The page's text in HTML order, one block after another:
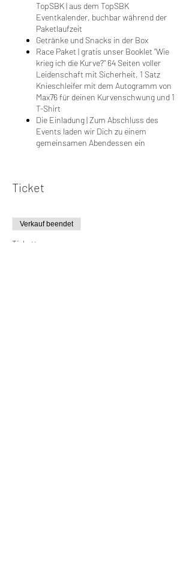
TopSBK | aus dem TopSBK
Eventkalender, buchbar während der
Paketlaufzeit
Getränke und Snacks in der Box
Race Paket | gratis unser Booklet "Wie
krieg ich die Kurve?" 64 Seiten voller
Leidenschaft mit Sicherheit, 1 Satz
Knieschleifer mit dem Autogramm von
Max76 für deinen Kurvenschwung und 1
T-Shirt
Die Einladung | Zum Abschluss des
Events laden wir Dich zu einem
gemeinsamen Abendessen ein
Ticket
Verkauf beendet
Tickettyp